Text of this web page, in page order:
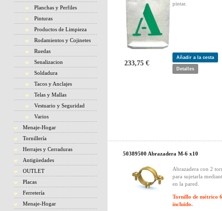
Planchas y Perfiles
Pinturas
Productos de Limpieza
Rodamientos y Cojinetes
Ruedas
Senalizacion
Soldadura
Tacos y Anclajes
Telas y Mallas
Vestuario y Seguridad
Varios
Menaje-Hogar
Tornillería
Herrajes y Cerraduras
Antigüedades
OUTLET
Placas
Ferretería
Menaje-Hogar
pintar.
233,75 €
Añadir a la cesta
Detalles
50389500 Abrazadera M-6 x10
Abrazadera con 2
para sujetarla
en la pared.
Tornillo de métrico
incluido.